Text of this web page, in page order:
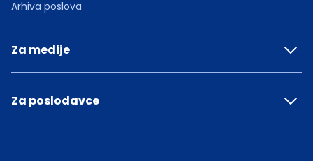
Arhiva poslova
Za medije
Za poslodavce